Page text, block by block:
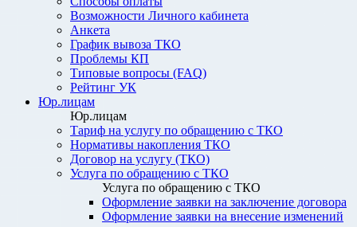
Возможности Личного кабинета
Анкета
График вывоза ТКО
Проблемы КП
Типовые вопросы (FAQ)
Рейтинг УК
Юр.лицам
Юр.лицам
Тариф на услугу по обращению с ТКО
Нормативы накопления ТКО
Договор на услугу (ТКО)
Услуга по обращению с ТКО
Услуга по обращению с ТКО
Оформление заявки на заключение договора
Оформление заявки на внесение изменений